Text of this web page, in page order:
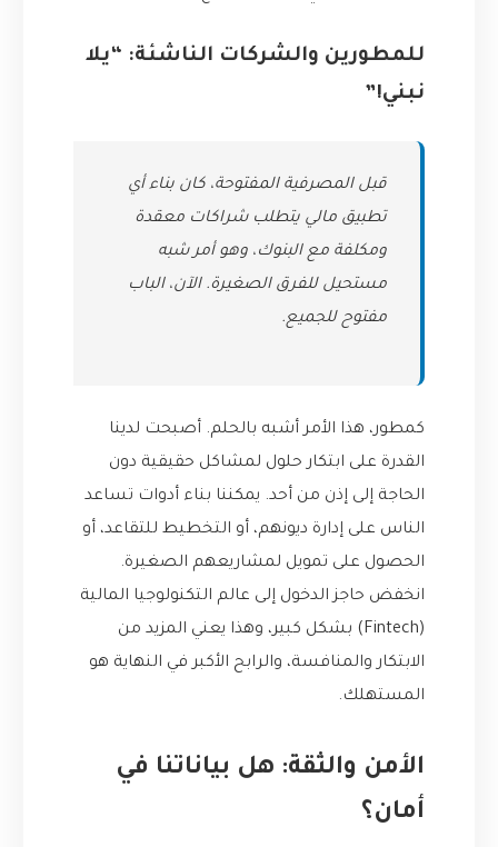
للمطورين والشركات الناشئة: “يلا
نبني!”
قبل المصرفية المفتوحة، كان بناء أي
تطبيق مالي يتطلب شراكات معقدة
ومكلفة مع البنوك، وهو أمر شبه
مستحيل للفرق الصغيرة. الآن، الباب
مفتوح للجميع.
كمطور، هذا الأمر أشبه بالحلم. أصبحت لدينا
القدرة على ابتكار حلول لمشاكل حقيقية دون
الحاجة إلى إذن من أحد. يمكننا بناء أدوات تساعد
الناس على إدارة ديونهم، أو التخطيط للتقاعد، أو
الحصول على تمويل لمشاريعهم الصغيرة.
انخفض حاجز الدخول إلى عالم التكنولوجيا المالية
(Fintech) بشكل كبير، وهذا يعني المزيد من
الابتكار والمنافسة، والرابح الأكبر في النهاية هو
المستهلك.
الأمن والثقة: هل بياناتنا في
أمان؟